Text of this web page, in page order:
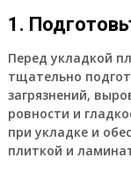
1.
Перед укладкой
тщательно
загрязнений,
ровности и
при укладке и
плиткой и